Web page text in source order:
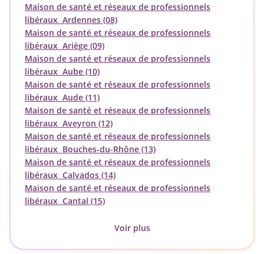
Maison de santé et réseaux de professionnels
libéraux Ardennes (08)
Maison de santé et réseaux de professionnels
libéraux Ariège (09)
Maison de santé et réseaux de professionnels
libéraux Aube (10)
Maison de santé et réseaux de professionnels
libéraux Aude (11)
Maison de santé et réseaux de professionnels
libéraux Aveyron (12)
Maison de santé et réseaux de professionnels
libéraux Bouches-du-Rhône (13)
Maison de santé et réseaux de professionnels
libéraux Calvados (14)
Maison de santé et réseaux de professionnels
libéraux Cantal (15)
Voir plus